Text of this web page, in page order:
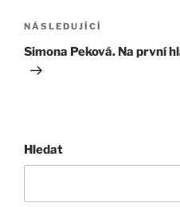
Následující
příspěvek
NÁSLEDUJÍCÍ
Simona Peková. Na první
Hledat